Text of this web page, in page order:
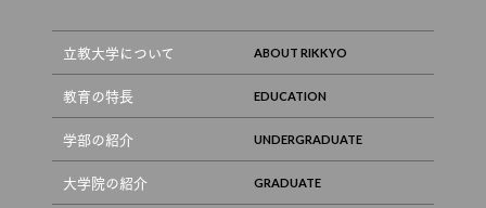
立教大学について
教育の特長
学部の紹介
大学院の紹介